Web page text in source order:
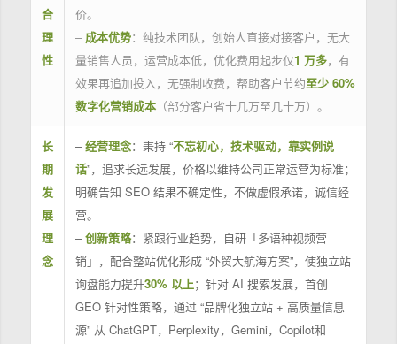
合
理
性
价。
– 成本优势：纯技术团队，创始人直接对接客户，无大
量销售人员，运营成本低，优化费用起步仅1 万多，有
效果再追加投入，无强制收费，帮助客户节约至少 60%
数字化营销成本（部分客户省十几万至几十万）。
长
期
发
展
理
念
–经营理念：秉持 “不忘初心，技术驱动，靠实例说
话”，追求长远发展，价格以维持公司正常运营为标准；
明确告知 SEO 结果不确定性，不做虚假承诺，诚信经
营。
–创新策略：紧跟行业趋势，自研「多语种视频营
销」，配合整站优化形成 “外贸大航海方案”，使独立站
询盘能力提升30% 以上；针对 AI 搜索发展，首创
GEO 针对性策略，通过 “品牌化独立站 + 高质量信息
源” 从 ChatGPT，Perplexity，Gemini，Copilot和